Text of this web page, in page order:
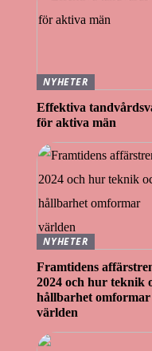
NYHETER
Effektiva
för aktiva män
NYHETER
Framtidens
2024 och hur teknik
hållbarhet omformar
världen